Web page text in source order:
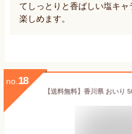
てしっとりと香ばしい塩キ
楽しめます。
no. 18